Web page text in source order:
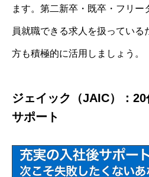
ます。第二新卒・既卒・フリー
員就職できる求人を扱っている
方も積極的に活用しましょう。
ジェイック（JAIC）：
サポート